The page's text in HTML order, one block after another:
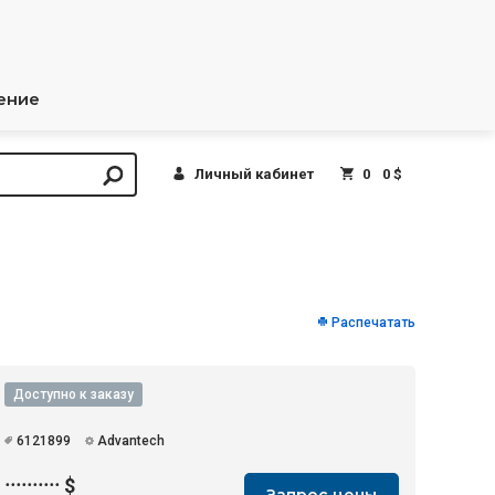
Личный кабинет 0 0 $
Распечатать
Доступно к заказу
6121899 Advantech
·········· $